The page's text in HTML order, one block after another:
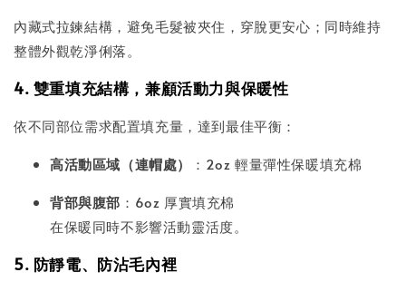
內藏式拉鍊結構，避免毛髮被夾住，穿脫更安心；同時維持
整體外觀乾淨俐落。
4. 雙重填充結構，兼顧活動力與保暖性
依不同部位需求配置填充量，達到最佳平衡：
高活動區域（連帽處）
：2oz 輕量彈性保暖填充棉
背部與腹部 ：6oz 厚實填充棉
在保暖同時不影響活動靈活度。
5. 防靜電、防沾毛內裡